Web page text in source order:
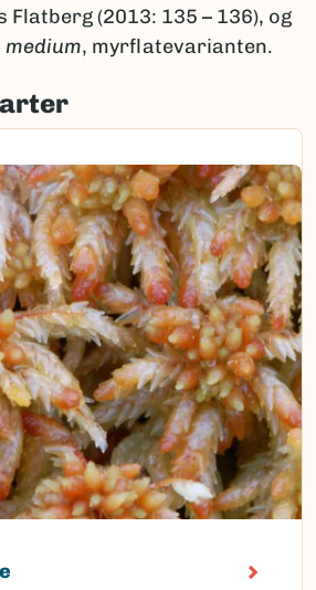
Flatberg (2013: 135 – 136), og
medium, myrflatevarianten.